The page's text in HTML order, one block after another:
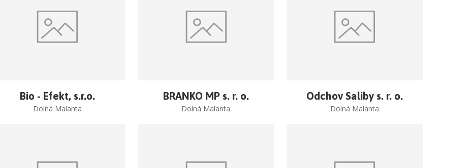
Bio - Efekt, s.r.o.
Dolná Malanta
BRANKO MP s. r. o.
Dolná Malanta
Odchov Saliby s. r. o.
Dolná Malanta